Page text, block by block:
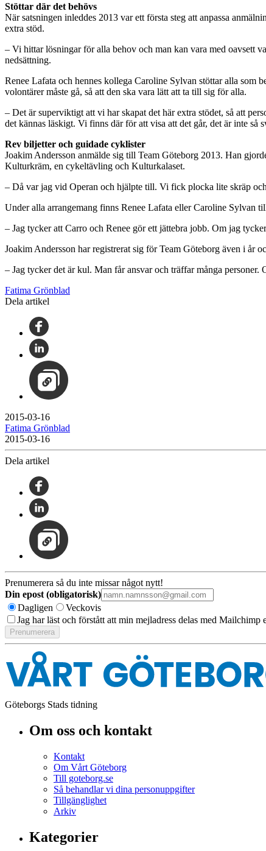
Stöttar där det behövs
När satsningen inleddes 2013 var ett första steg att anpassa
extra stöd.
– Vi hittar lösningar för alla behov och man kan vara med oavsett
nedsättning.
Renee Lafata och hennes kollega Caroline Sylvan stöttar alla som
volontärer måste gå, så att den ska vara lätt att ta till sig för alla.
– Det är superviktigt att vi har skapat det här extra stödet, så att
det kännas läskigt. Vi finns där för att visa att det går, det är inte så
Rev biljetter och guidade cyklister
Joakim Andersson anmälde sig till Team Göteborg 2013. Han
Kulturkräm, en cykeltävling och Kulturkalaset.
– Då var jag vid Operan och hjälpte till. Vi fick plocka lite skräp
Under alla arrangemang finns Renee Lafata eller Caroline Sylvan
– Jag tycker att Carro och Renee gör ett jättebra jobb. Om jag
Joakim Andersson har registrerat sig för Team Göteborg även i år
– Jag tycker det är kul. Man får ansvar och träffar många
Fatima Grönblad
Dela artikel
2015-03-16
Fatima Grönblad
2015-03-16
Dela artikel
Prenumerera så du inte missar något nytt!
Din epost (obligatorisk)
Dagligen
Veckovis
Jag har läst och förstått att min mejladress delas med
Göteborgs Stads tidning
Om oss och kontakt
Kontakt
Om Vårt Göteborg
Till goteborg.se
Så behandlar vi dina personuppgifter
Tillgänglighet
Arkiv
Kategorier